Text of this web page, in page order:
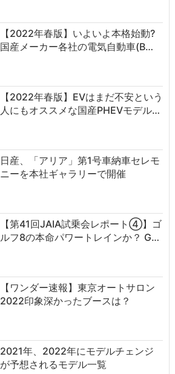
【2022年春版】いよいよ本格始動?
国産メーカー各社の電気自動車(B…
【2022年春版】EVはまだ不安という
人にもオススメな国産PHEVモデル…
日産、「アリア」第1号車納車セレモ
ニーを本社ギャラリーで開催
【第41回JAIA試乗会レポート④】ゴ
ルフ8の本命パワートレインか？ G…
【ワンダー速報】東京オートサロン
2022印象深かったブースは？
2021年、2022年にモデルチェンジ
が予想されるモデル一覧